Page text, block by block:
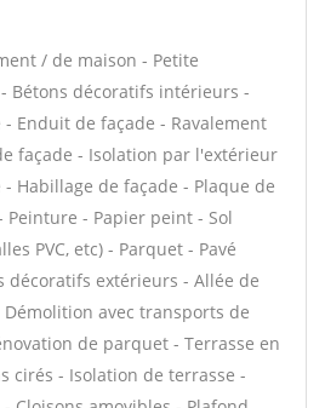
/ de maison - Petite
Bétons décoratifs intérieurs -
Enduit de façade - Ravalement
façade - Isolation par l'extérieur
Habillage de façade - Plaque de
- Papier peint - Sol
PVC, etc) - Parquet - Pavé
décoratifs extérieurs - Allée de
avec transports de
de parquet - Terrasse en
cirés - Isolation de terrasse -